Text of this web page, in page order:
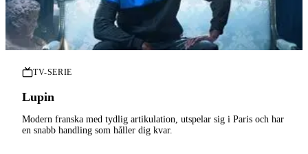
TV-SERIE
Lupin
Modern franska med tydlig artikulation, utspelar sig i Paris och har
en snabb handling som håller dig kvar.